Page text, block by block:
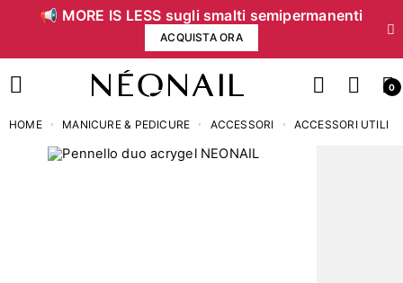
📢 MORE IS LESS sugli smalti semipermanenti
ACQUISTA ORA
0
HOME MANICURE & PEDICURE ACCESSORI ACCESSORI UTILI